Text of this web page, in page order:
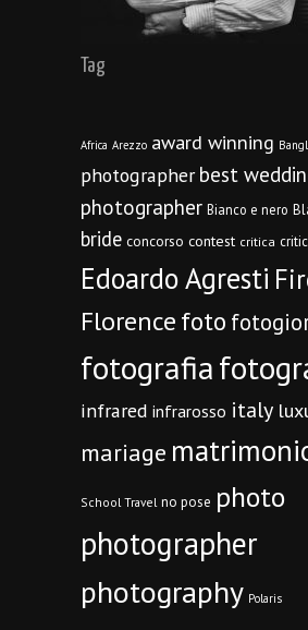
Tag
Africa Arezzo award winning
photographer best
photographer Bianco e nero
bride concorso contest critica
Edoardo Agresti
Florencefoto
fotografia
infrared infrarosso italy
mariage
School Travel no pose photo
photographer
photography Polaris